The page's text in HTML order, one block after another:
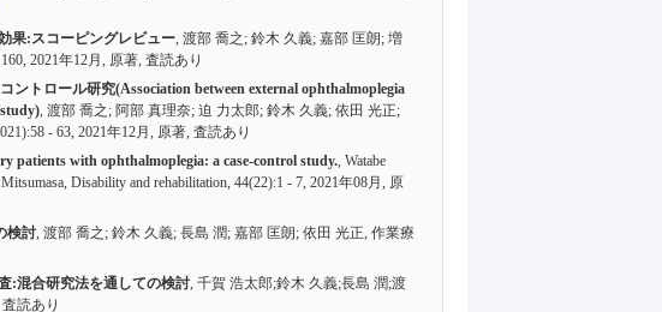
果:スコーピングレビュー, 渡部 喬之; 鈴木 久義; 嘉部 匡朗; 増
, 2021年12月, 原著, 査読あり
トロール研究(Association between external ophthalmoplegia
, 渡部 喬之; 阿部 真理奈; 迫 力太郎; 鈴木 久義; 依田 光正;
- 63, 2021年12月, 原著, 査読あり
patients with ophthalmoplegia: a case-control study., Watabe
Disability and rehabilitation, 44(22):1 - 7, 2021年08月, 原
検討, 渡部 喬之; 鈴木 久義; 長島 潤; 嘉部 匡朗; 依田 光正, 作業療
:混合研究法を通しての検討, 千賀 浩太郎;鈴木 久義;長島 潤;渡
査読あり